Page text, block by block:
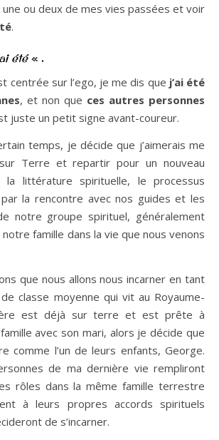
ou deux de mes vies passées et voir
.
été« .
centrée sur l’ego, je me dis que j’ai été
, et non que ces autres personnes
juste un petit signe avant-coureur.
temps, je décide que j’aimerais me
Terre et repartir pour un nouveau
la littérature spirituelle, le processus
la rencontre avec nos guides et les
notre groupe spirituel, généralement
famille dans la vie que nous venons
que nous allons nous incarner en tant
classe moyenne qui vit au Royaume-
est déjà sur terre et est prête à
avec son mari, alors je décide que
comme l’un de leurs enfants, George.
de ma dernière vie rempliront
rôles dans la même famille terrestre
à leurs propres accords spirituels
de s’incarner.